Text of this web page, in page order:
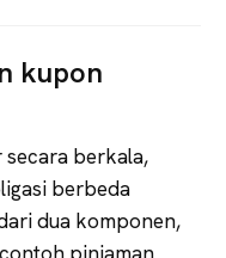
kupon
secara berkala,
berbeda
dua komponen,